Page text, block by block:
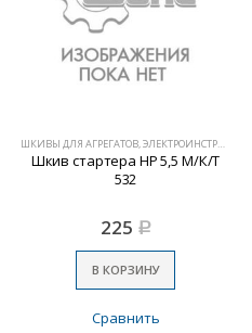
ШКИВЫ ДЛЯ АГРЕГАТОВ, ЭЛЕКТРОИНСТРУМЕНТА
Шкив стартера НР 5,5 М/К/Т
532
225 Р
В КОРЗИНУ
Сравнить